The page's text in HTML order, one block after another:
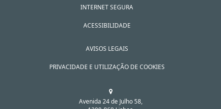
INTERNET SEGURA
ACESSIBILIDADE
AVISOS LEGAIS
PRIVACIDADE E UTILIZAÇÃO DE COOKIES
Avenida 24 de Julho 58,